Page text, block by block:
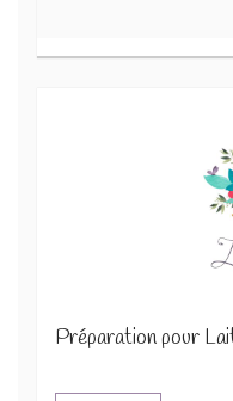
Préparation pour